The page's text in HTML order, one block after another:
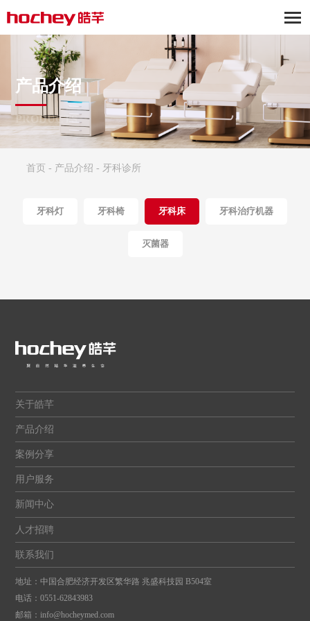
产品介绍
PRODUCTS
首页 - 产品介绍 - 牙科诊所
牙科灯 牙科椅 牙科床 牙科治疗机器
灭菌器
关于皓芊
产品介绍
案例分享
用户服务
新闻中心
人才招聘
联系我们
地址：中国合肥经济开发区繁华路 兆盛科技园 B504室
电话：0551-62843983
邮箱：info@hocheymed.com